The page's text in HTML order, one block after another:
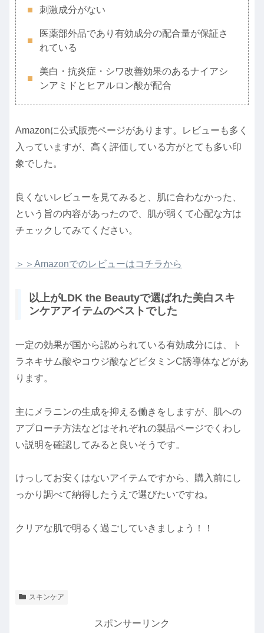
刺激成分がない
医薬部外品であり有効成分の配合量が保証さ
れている
美白・抗炎症・シワ改善効果のあるナイアシ
ンアミドとヒアルロン酸が配合
Amazonに公式販売ページがあります。レビューも多く
入っていますが、高く評価している方がとても多い印
象でした。
良くないレビューを見てみると、肌に合わなかった、
という旨の内容があったので、肌が弱くて心配な方は
チェックしてみてください。
＞＞Amazonでのレビューはコチラから
以上がLDK the Beautyで選ばれた美白スキ
ンケアアイテムのベストでした
一定の効果が国から認められている有効成分には、ト
ラネキサム酸やコウジ酸などビタミンC誘導体などがあ
ります。
主にメラニンの生成を抑える働きをしますが、肌への
アプローチ方法などはそれぞれの製品ページでくわし
い説明を確認してみると良いそうです。
けっしてお安くはないアイテムですから、購入前にし
っかり調べて納得したうえで選びたいですね。
クリアな肌で明るく過ごしていきましょう！！
スキンケア
スポンサーリンク